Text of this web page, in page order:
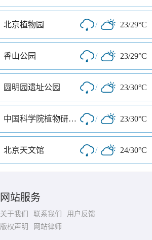
北京植物园 / 23/29°C
香山公园 / 23/29°C
圆明园遗址公园 / 23/30°C
中国科学院植物研究所北京植物园 / 23/30°C
北京天文馆 / 24/30°C
网站服务
关于我们 联系我们
用户反馈
版权声明
网站律师